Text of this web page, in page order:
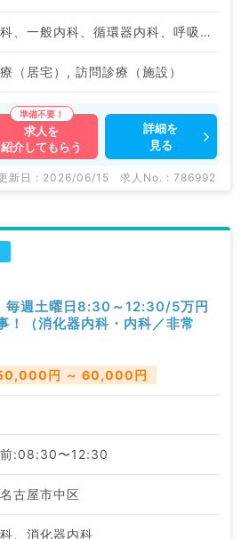
神経内科、一般内科、循環器内科、呼吸器内科、消化器内科、内分泌・代謝内科、腎臓内科、老年内科、血液内科、膠原病科
（居宅）, 訪問診療（施設）
求人を
紹介してもらう
詳細を
見る
新日 : 2026/06/15 求人No. : 786992
毎週土曜日8:30～12:30/5万円
！（消化器内科・内科／非常
円 ～ 60,000円
前:08:30〜12:30
古屋市中区
、消化器内科